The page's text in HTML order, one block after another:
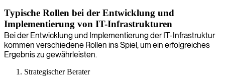
Typische Rollen bei der Entwicklung und
Implementierung von IT-Infrastrukturen
Bei der Entwicklung und Implementierung der IT-Infrastruktur
kommen verschiedene Rollen ins Spiel, um ein erfolgreiches
Ergebnis zu gewährleisten.
Strategischer Berater